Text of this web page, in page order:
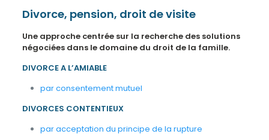
Divorce, pension, droit de visite
Une approche centrée sur la recherche des solutions
négociées dans le domaine du droit de la famille.
DIVORCE A L’AMIABLE
par consentement mutuel
DIVORCES CONTENTIEUX
par acceptation du principe de la rupture